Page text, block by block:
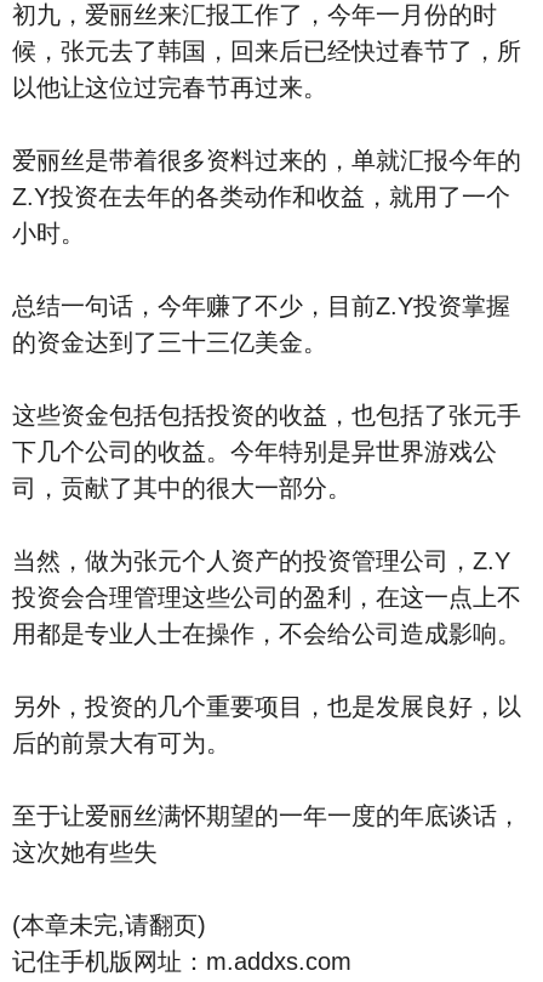
初九，爱丽丝来汇报工作了，今年一月份的时
候，张元去了韩国，回来后已经快过春节了，所
以他让这位过完春节再过来。
爱丽丝是带着很多资料过来的，单就汇报今年的
Z.Y投资在去年的各类动作和收益，就用了一个
小时。
总结一句话，今年赚了不少，目前Z.Y投资掌握
的资金达到了三十三亿美金。
这些资金包括包括投资的收益，也包括了张元手
下几个公司的收益。今年特别是异世界游戏公
司，贡献了其中的很大一部分。
当然，做为张元个人资产的投资管理公司，Z.Y
投资会合理管理这些公司的盈利，在这一点上不
用都是专业人士在操作，不会给公司造成影响。
另外，投资的几个重要项目，也是发展良好，以
后的前景大有可为。
至于让爱丽丝满怀期望的一年一度的年底谈话，
这次她有些失
(本章未完,请翻页)
记住手机版网址：m.addxs.com